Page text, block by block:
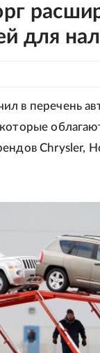
для
в перечень
Chrysler,